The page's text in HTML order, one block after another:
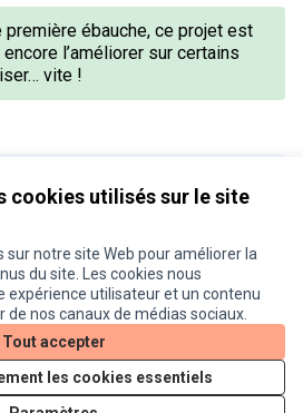
cookies utilisés sur le site
sur notre site Web pour améliorer la
du site. Les cookies nous
utilisateur et un contenu
nos canaux de médias sociaux.
Tout accepter
les cookies essentiels
première ébauche, ce projet est
l’améliorer sur certains
vite !
Instagram
Licence
(Lien